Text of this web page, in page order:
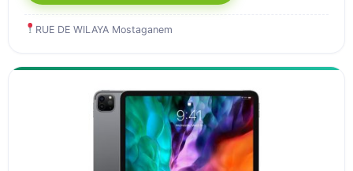
RUE DE WILAYA Mostaganem